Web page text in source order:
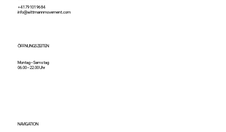
+41 79 101 96 84
info@wittmannmovement.com
ÖFFNUNGSZEITEN
Montag – Samstag
06.00 – 22.00 Uhr
NAVIGATION